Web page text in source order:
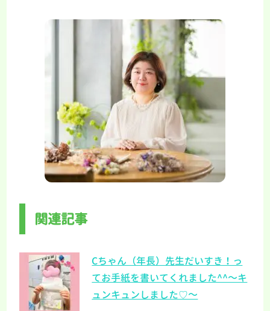
関連記事
Cちゃん（年長）先生だいすき！っ
てお手紙を書いてくれました^^～キ
ュンキュンしました♡～